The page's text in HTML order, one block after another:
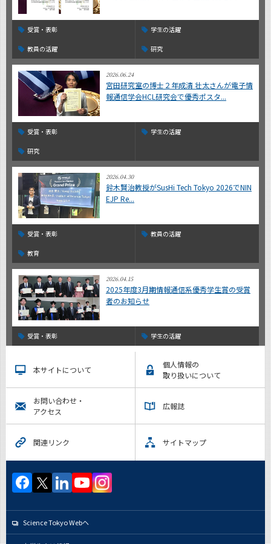
受賞・表彰 学生の活躍
教員の活躍 研究
2026.06.24
宮田研究室の博士２年成清 壮太さんが電子情
報通信学会HCL研究会で優秀ポスタ...
受賞・表彰 学生の活躍
研究
2026.04.30
鈴木賢治教授がSusHi Tech Tokyo 2026でNIN
EJP Re...
受賞・表彰 教員の活躍
教育
2026.04.15
2025年度3月期情報通信系優秀学生賞の受賞
者のお知らせ
受賞・表彰 学生の活躍
本サイトについて
個人情報の
取り扱いについて
お問い合わせ・
アクセス
広報誌
関連リンク サイトマップ
Science Tokyo Webヘ